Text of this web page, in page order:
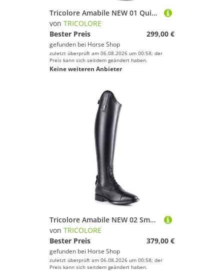
Tricolore Amabile NEW 01 Quick Reitstiefel by DeNiro
von TRICOLORE
Bester Preis
299,00 €
gefunden bei Horse Shop
zuletzt überprüft am 06.08.2026 um 00:58; der
Preis kann sich seitdem geändert haben.
Keine weiteren Anbieter
Tricolore Amabile NEW 02 Smooth Glattleder Reitstiefel by DeNiro
von TRICOLORE
Bester Preis
379,00 €
gefunden bei Horse Shop
zuletzt überprüft am 06.08.2026 um 00:58; der
Preis kann sich seitdem geändert haben.